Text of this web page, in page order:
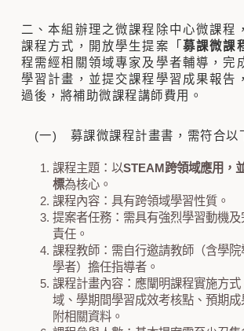
二、本組辦理之微課程除中心微課程
課程方式，開放學生提案「 募課微課
程需經相關領域專家及學者輔導，完
學習計畫，並提交課程學習成果報告
過後，將補助微課程講師費用。
(一) 募課微課程計畫書，需符合以
課程主題：以STEAM跨領域應用，
標為核心。
課程內容：具有跨領域學習性質。
提案者任務：需具有強烈學習動機及
責任。
課程教師：需自行邀請教師（含學
學者）擔任指導者。
課程計畫內容：應闡明課程實施方
域、學期間學習成效考核點、預期
附相關資料。